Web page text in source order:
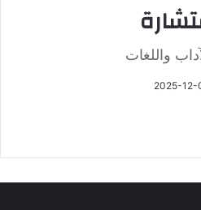
واللغات
2025-12-